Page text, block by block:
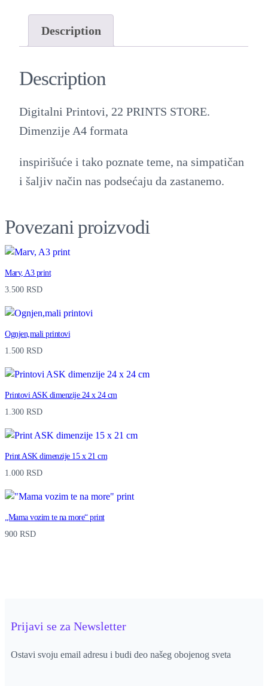
t
i
2
2
P
R
I
N
T
S
S
T
R
Description
Description
Digitalni Printovi, 22 PRINTS STORE.
Dimenzije A4 formata
inspirišuće i tako poznate teme, na simpatičan
i šaljiv način nas podsećaju da zastanemo.
Povezani proizvodi
Marv, A3 print
3.500 RSD
Ognjen,mali printovi
1.500 RSD
Printovi ASK dimenzije 24 x 24 cm
1.300 RSD
Print ASK dimenzije 15 x 21 cm
1.000 RSD
„Mama vozim te na more“ print
900 RSD
Prijavi se za Newsletter
Ostavi svoju email adresu i budi deo našeg obojenog sveta